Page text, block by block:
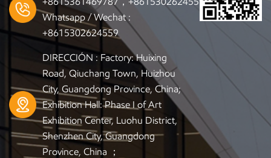
Whatsapp / Wechat :
+8615302624559
DIRECCIÓN : Factory: Huixing
Road, Qiuchang Town, Huizhou
City, Guangdong Province, China;
Exhibition Hall: Phase I of Art
Exhibition Center, Luohu District,
Shenzhen City, Guangdong
Province, China ；